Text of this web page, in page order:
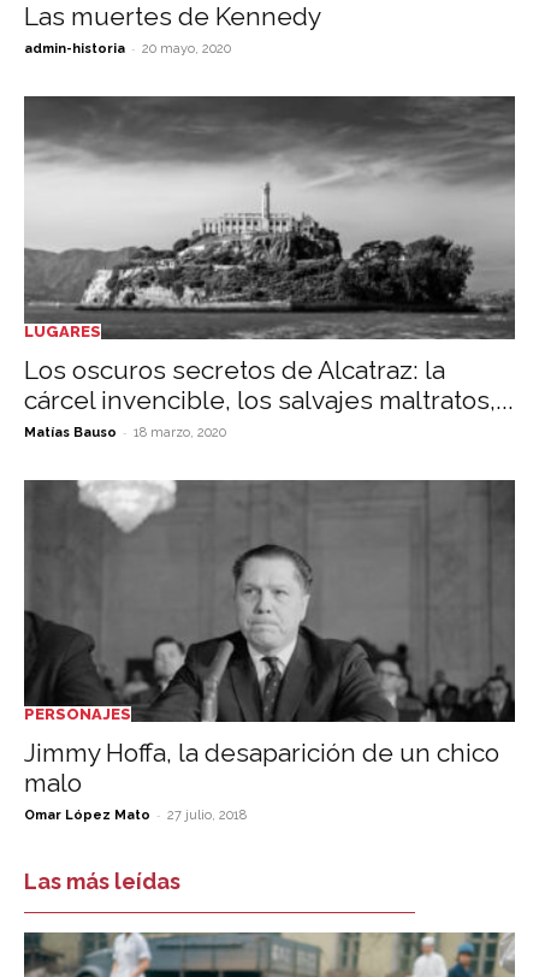
Las muertes de Kennedy
admin-historia - 20 mayo, 2020
LUGARES
Los oscuros secretos de Alcatraz: la
cárcel invencible, los salvajes maltratos,...
Matías Bauso - 18 marzo, 2020
PERSONAJES
Jimmy Hoffa, la desaparición de un chico
malo
Omar López Mato - 27 julio, 2018
Las más leídas